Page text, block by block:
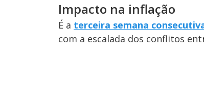
Impacto na inflação
É a terceira semana
com a escalada dos conflitos